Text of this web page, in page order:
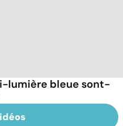
lumière bleue sont-